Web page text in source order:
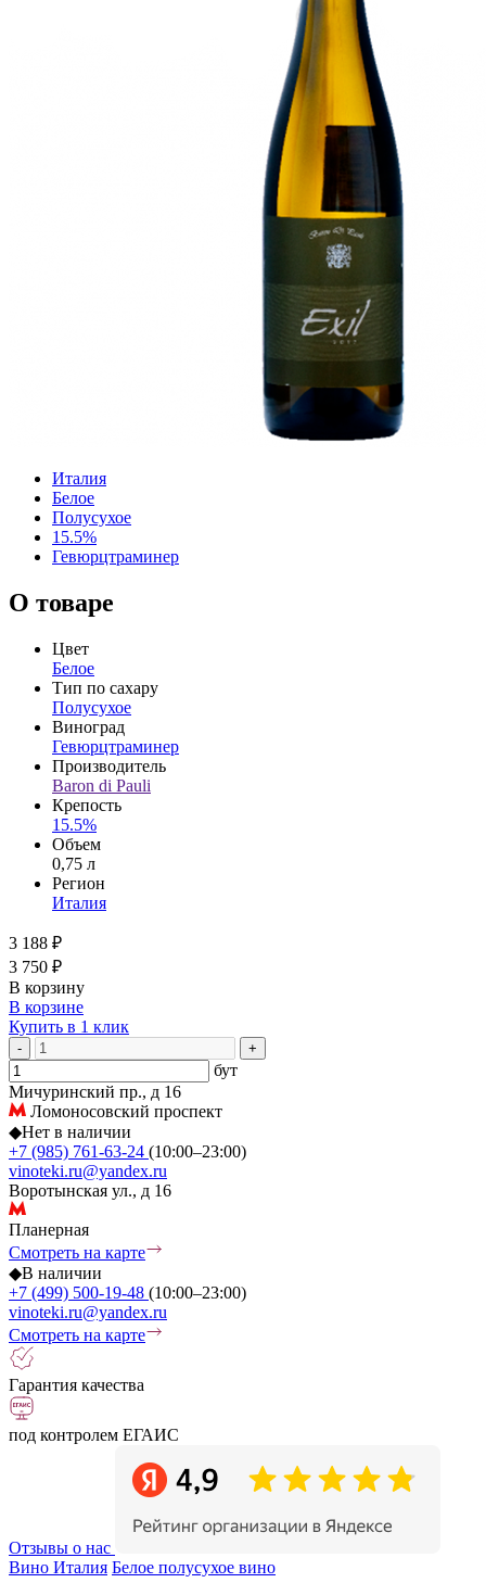
Италия
Белое
Полусухое
15.5%
Гевюрцтраминер
О товаре
Цвет
Белое
Тип по сахару
Полусухое
Виноград
Гевюрцтраминер
Производитель
Baron di Pauli
Крепость
15.5%
Объем
0,75 л
Регион
Италия
3 188 ₽
3 750 ₽
В корзину
В корзине
Купить в 1 клик
- +
бут
Мичуринский пр., д 16
Ломоносовский проспект
◆Нет в наличии
+7 (985) 761-63-24 (10:00–23:00)
vinoteki.ru@yandex.ru
Воротынская ул., д 16
Планерная
Смотреть на карте
◆В наличии
+7 (499) 500-19-48 (10:00–23:00)
vinoteki.ru@yandex.ru
Смотреть на карте
Гарантия качества
под контролем ЕГАИС
Отзывы о нас
Вино Италия Белое полусухое вино